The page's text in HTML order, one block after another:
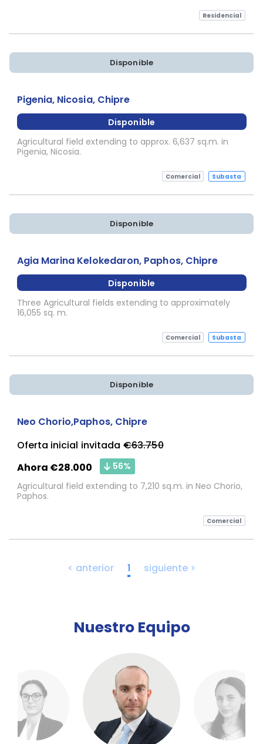
Residencial
Disponible
Pigenia, Nicosia, Chipre
Disponible
Agricultural field extending to approx. 6,637 sq.m. in
Pigenia, Nicosia.
Comercial Subasta
Disponible
Sujeta a Confirmación
Agia Marina Kelokedaron, Paphos, Chipre
Disponible
Three Agricultural fields extending to approximately
16,055 sq. m.
Comercial Subasta
Disponible
Neo Chorio,Paphos, Chipre
Oferta inicial invitada €63.750
Ahora €28.000
56%
Agricultural field extending to 7,210 sq.m. in Neo Chorio,
Paphos.
Comercial
< anterior 1 siguiente >
Nuestro Equipo